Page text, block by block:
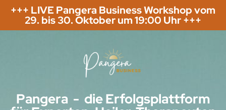
+++ LIVE Pangera Business Workshop vom
29. bis 30. Oktober um 19:00 Uhr +++
Pangera - die Erfolgsplattform